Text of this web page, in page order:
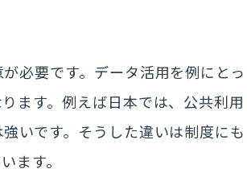
必要です。データ活用を例にとっ
ます。例えば日本では、公共利用
いです。そうした違いは制度にも
ます。